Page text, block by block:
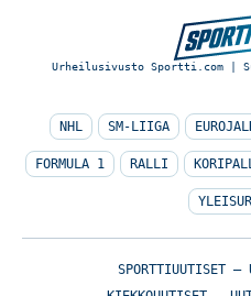
Urheilusivusto Sportti.com |
NHL SM-LIIGA
FORMULA 1 RALLI
SPORTTIUUTISET –